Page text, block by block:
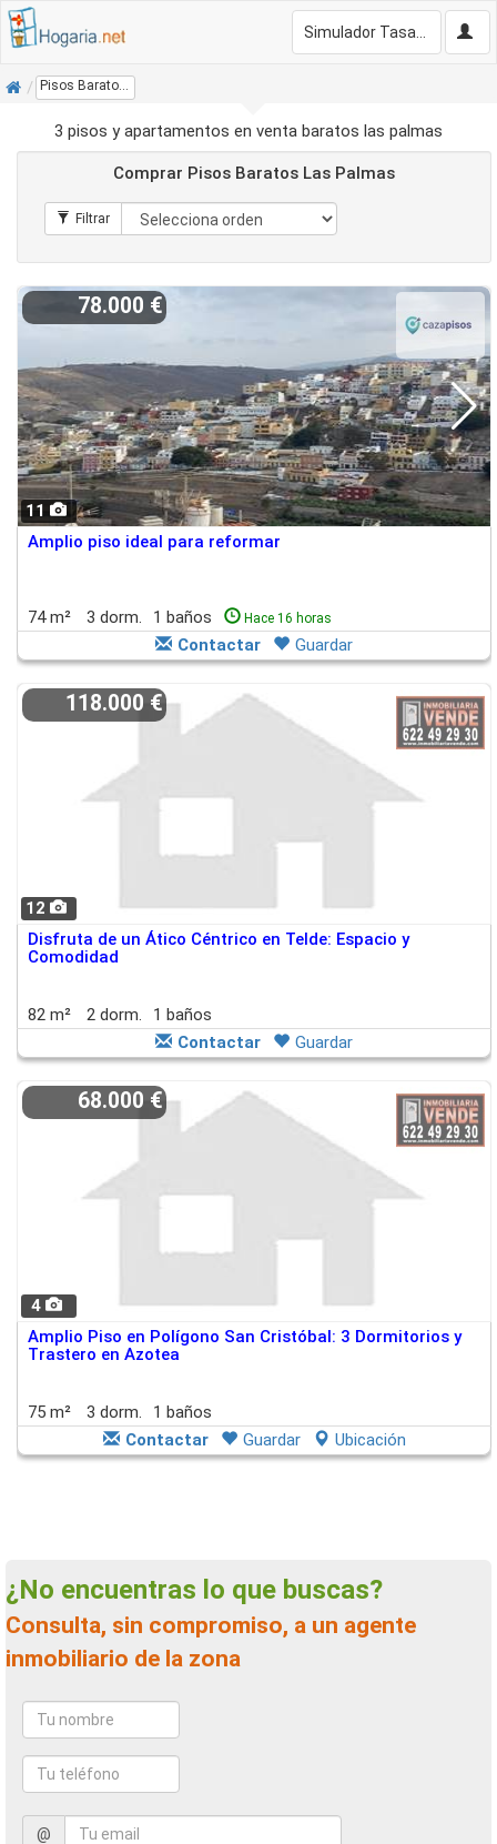
Inicio
3 pisos y apartamentos en venta baratos las palmas
Comprar Pisos Baratos Las Palmas
11
78.000 €
Amplio piso ideal para reformar
74 m² 3 dorm. 1 baños Hace 16 horas
Contactar Guardar
12
118.000 €
Disfruta de un Ático Céntrico en Telde: Espacio y
Comodidad
82 m² 2 dorm.
1 baños
Contactar
Guardar
4
68.000 €
Amplio Piso en Polígono San Cristóbal: 3 Dormitorios y
Trastero en Azotea
75 m² 3 dorm.
1 baños
Contactar
Guardar Ubicación
¿No encuentras lo que buscas?
Consulta, sin compromiso, a un agente
inmobiliario de la zona
@